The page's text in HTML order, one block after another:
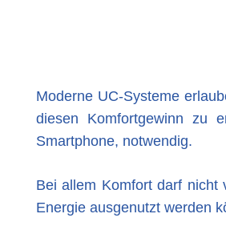
Moderne UC-Systeme
diesen Komfortgewinn zu
Smartphone, notwendig.
Bei allem Komfort darf nicht
Energie ausgenutzt werden